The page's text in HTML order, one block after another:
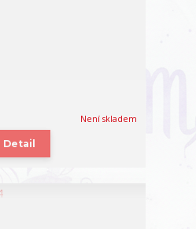
Není skladem
Detail